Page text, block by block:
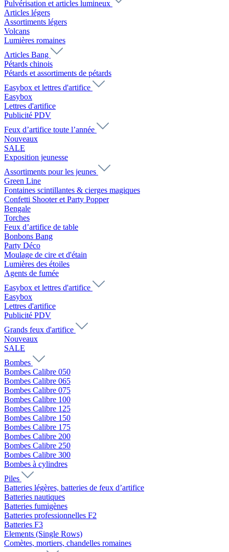
Pulvérisation et articles lumineux
Articles légers
Assortiments légers
Volcans
Lumières romaines
Articles Bang
Pétards chinois
Pétards et assortiments de pétards
Easybox et lettres d'artifice
Easybox
Lettres d'artifice
Publicité PDV
Feux d’artifice toute l’année
Nouveaux
SALE
Exposition jeunesse
Assortiments pour les jeunes
Green Line
Fontaines scintillantes & cierges magiques
Confetti Shooter et Party Popper
Bengale
Torches
Feux d’artifice de table
Bonbons Bang
Party Déco
Moulage de cire et d'étain
Lumières des étoiles
Agents de fumée
Easybox et lettres d'artifice
Easybox
Lettres d'artifice
Publicité PDV
Grands feux d'artifice
Nouveaux
SALE
Bombes
Bombes Calibre 050
Bombes Calibre 065
Bombes Calibre 075
Bombes Calibre 100
Bombes Calibre 125
Bombes Calibre 150
Bombes Calibre 175
Bombes Calibre 200
Bombes Calibre 250
Bombes Calibre 300
Bombes à cylindres
Piles
Batteries légères, batteries de feux d’artifice
Batteries nautiques
Batteries fumigènes
Batteries professionnelles F2
Batteries F3
Elements (Single Rows)
Comètes, mortiers, chandelles romaines